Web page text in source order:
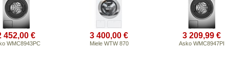
452,00 €
WMC8943PC
3 400,00 €
Miele WTW 870
3 209,99 €
Asko WMC8947PI